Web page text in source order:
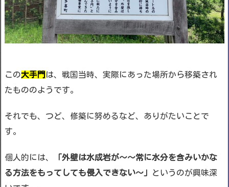
この大手門 は、戦国当時、実際にあった場所から移築され
たもののようです。
それでも、つど、修築に努めるなど、ありがたいことで
す。
個人的には、
「外壁は水成岩が〜〜常に水分を含みいかな
る方法をもってしても侵入できない〜」
というのが興味深